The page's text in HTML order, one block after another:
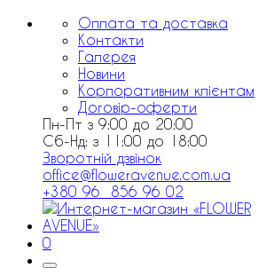
Оплата та доставка
Контакти
Галерея
Новини
Корпоративним клієнтам
Договір-оферти
Пн-Пт з 9:00 до 20:00
Сб-Нд: з 11:00 до 18:00
Зворотній дзвінок
office@floweravenue.com.ua
+380 96 856 96 02
0